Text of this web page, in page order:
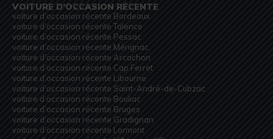
VOITURE D’OCCASION RÉCENTE
voiture d’occasion récente Bordeaux
voiture d’occasion récente Talence
voiture d’occasion récente Pessac
voiture d’occasion récente Mérignac
voiture d’occasion récente Arcachon
voiture d’occasion récente Cap Ferret
voiture d’occasion récente Libourne
voiture d’occasion récente Saint-André-de-Cubzac
voiture d’occasion récente Bouliac
voiture d’occasion récente Bruges
voiture d’occasion récente Gradignan
voiture d’occasion récente Lormont